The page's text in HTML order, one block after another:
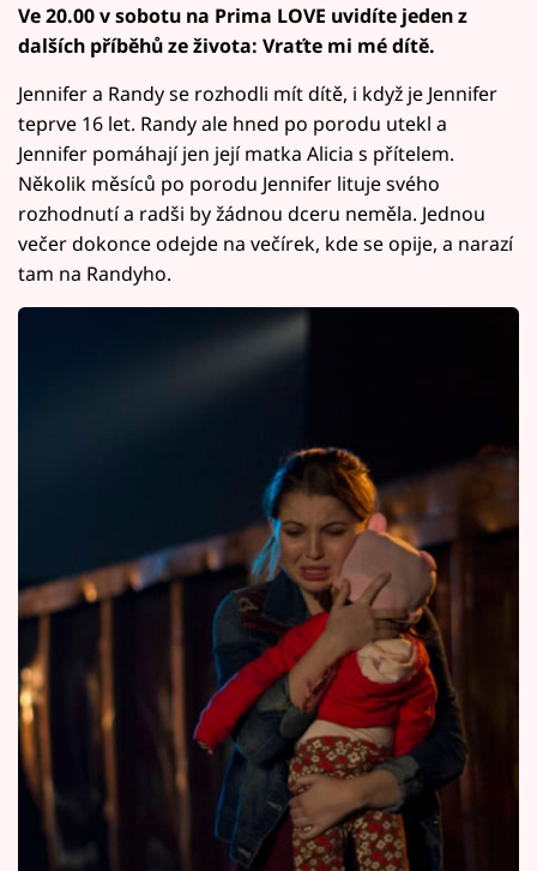
Ve 20.00 v sobotu na Prima LOVE uvidíte jeden z
dalších příběhů ze života: Vraťte mi mé dítě.
Jennifer a Randy se rozhodli mít dítě, i když je Jennifer
teprve 16 let. Randy ale hned po porodu utekl a
Jennifer pomáhají jen její matka Alicia s přítelem.
Několik měsíců po porodu Jennifer lituje svého
rozhodnutí a radši by žádnou dceru neměla. Jednou
večer dokonce odejde na večírek, kde se opije, a narazí
tam na Randyho.